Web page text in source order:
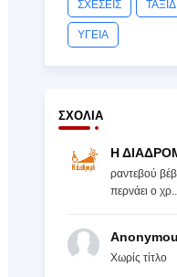
ΣΧΕΣΕΙΣ ΤΑΞΙΔΙ
ΥΓΕΙΑ
ΣΧΌΛΙΑ
Η
ραντεβού
περνάει ο
Χωρίς τίτλο